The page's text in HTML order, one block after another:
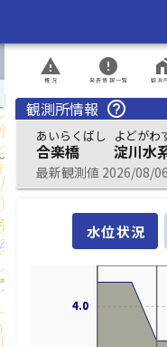
概況
report_problem
発表情報一覧
error
観測
観測所情報 help_outline
あいらくばし
合楽橋
よどがわ
淀川水
最新観測値 2026/08/
水位状況
4.0
4.0